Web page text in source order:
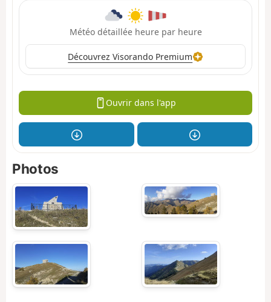
Météo détaillée heure par heure
Découvrez Visorando Premium
Ouvrir dans l'app
Photos